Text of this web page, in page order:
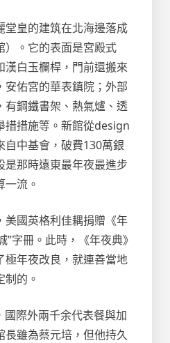
堂皇的建筑在北海邊落成
）。它的表面是宮殿式
漢白玉欄桿，門前還搬來
安佑宮的華表鎮院；外部
有鋼鐵書架、熱氣爐、透
措措施等。新館從design
自中基會，破費130萬銀
是那時遠東最年夜最進步
流。
美國英格利佳耦捐贈《年
字冊。此時，《年夜典》
極年夜改良，就連善當地
的。
國際外兩千余代表餐與加
長雖為蔡元培，但他持久